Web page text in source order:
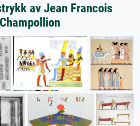
av Jean Francois
Champollion